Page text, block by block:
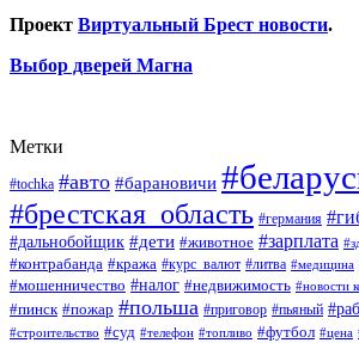
Проект Виртуальный Брест новости.
Выбор дверей Магна
Метки
#tochka #авто #барановичи
#брестская_область #германия
#дальнобойщик #дети #животное #зарплата
#контрабанда #кража #курс_валют #литва #медицина
#мошенничество #налог #недвижимость #новости
#пинск #пожар #польша #приговор #пьяный
#строительство #суд #телефон #топливо #футбол #цена